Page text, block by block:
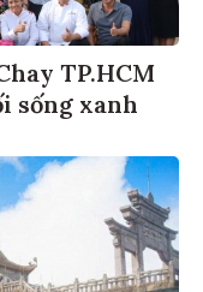
TP.HCM
sống xanh